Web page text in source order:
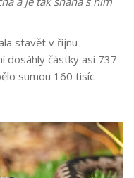
stavět v říjnu
dosáhly částky asi 737
sumou 160 tisíc